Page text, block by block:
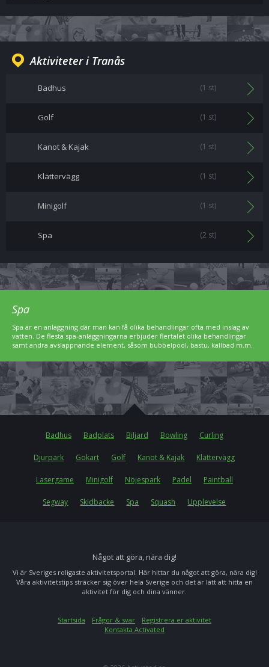
Aktiviteter i Tranås
Badhus (1 st)
Golf (1 st)
Kanot & Kajak (1 st)
Klättervägg (1 st)
Minigolf (1 st)
Spa (2 st)
Spa
Spa är en anläggning där man kan få olika behandlingar ofta med inslag av
vatten. De flesta spa-anläggningarna erbjuder flertalet olika behandlingar
samt andra avslappnande element, såsom bubbelpool, bastu, kallbad m.m.
Badhus Badplats Biljard Bowling Curling
Djurpark Gokart Golf Kanot & Kajak Klättervägg
Lasergame Minigolf Nöjespark Padel Paintball
Segway Skidbacke Spa Squash Upplevelse
Något att göra, nära dig!
Vi är Sveriges roligaste aktivitetsportal. Här hittar du något att göra, nära dig!
Våra aktivitetstips sträcker sig över hela Sverige och det är lätt att hitta en
aktivitet för dig och dina vänner.
Startsida Frågor & svar
Registrera er aktivitet
Kontakta Activated